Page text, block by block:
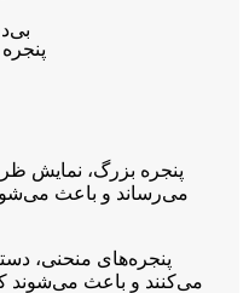
پنجره بزرگ، نمایش
می‌رساند و باعث
پنجره‌های منحنی،
می‌کنند و باعث می‌شوند